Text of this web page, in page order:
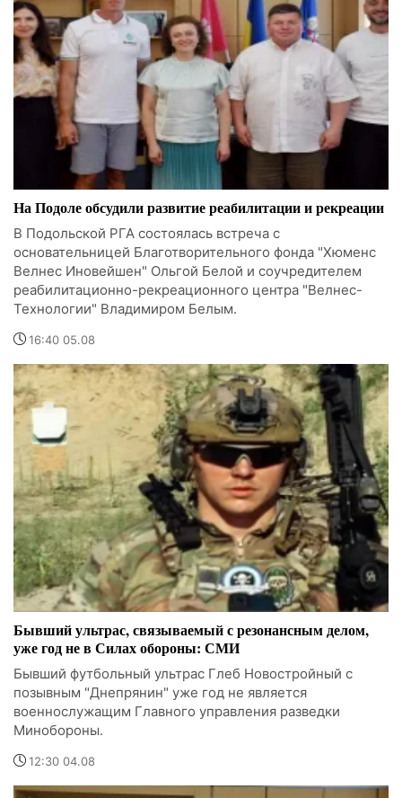
На Подоле обсудили развитие реабилитации и рекреации
В Подольской РГА состоялась встреча с
основательницей Благотворительного фонда "Хюменс
Велнес Иновейшен" Ольгой Белой и соучредителем
реабилитационно-рекреационного центра "Велнес-
Технологии" Владимиром Белым.
16:40 05.08
Бывший ультрас, связываемый с резонансным делом,
уже год не в Силах обороны: СМИ
Бывший футбольный ультрас Глеб Новостройный с
позывным "Днепрянин" уже год не является
военнослужащим Главного управления разведки
Минобороны.
12:30 04.08